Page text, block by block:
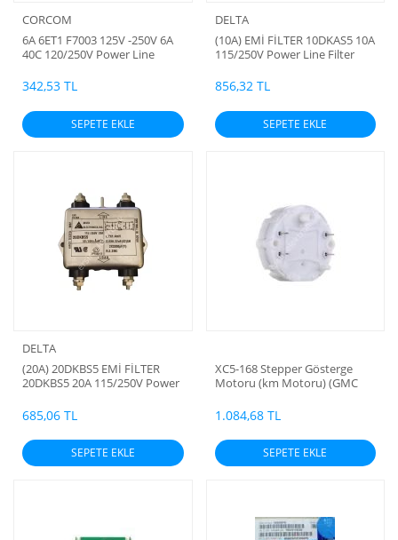
CORCOM
6A 6ET1 F7003 125V -250V 6A
40C 120/250V Power Line
Genişlik 50mm, Yükseklik
44mm) (Corcom) (Orjinal) (-10
+40c) KAMPANYA FİYATI (ADET
İÇİN ÖZEL FİYAT VERİLİR)
TÜRKİYE DE TEK ADETLİ
342,53 TL
SEPETE EKLE
DELTA
(10A) EMİ FİLTER 10DKAS5 10A
115/250V Power Line Filter
MALI MALI (ADET İÇİN ÖZEL
FİYAT)
856,32 TL
SEPETE EKLE
DELTA
(20A) 20DKBS5 EMİ FİLTER
20DKBS5 20A 115/250V Power
Genişlik 5mm , Yükseklik
28mm) (Made in Thailand)
(ADET İÇİN ÖZEL FİYAT
VERİLİR) 50X60X39
685,06 TL
SEPETE EKLE
XC5-168 Stepper Gösterge
Motoru (km Motoru) (GMC
1.084,68 TL
SEPETE EKLE